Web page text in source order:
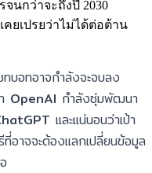
นกว่าจะถึงปี 2030
คยเปรยว่าไม่ได้ต่อต้าน
บอทอาจกำลังจะจบลง
OpenAI กำลังซุ่มพัฒนา
และแน่นอนว่าเป้า
อาจจะต้องแลกเปลี่ยนข้อมูล